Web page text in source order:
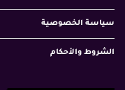
سياسة الخصوصية
الشروط والأحكام